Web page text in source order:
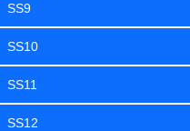
SS9
SS10
SS11
SS12